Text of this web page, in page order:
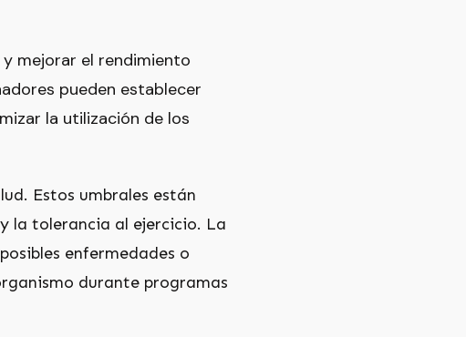
mejorar el rendimiento
pueden establecer
la utilización de los
Estos umbrales están
la tolerancia al ejercicio. La
enfermedades o
durante programas